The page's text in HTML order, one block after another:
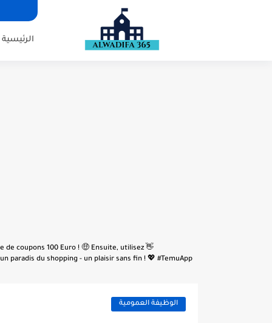
الرئيسية
de coupons 100 Euro ! 🤑 Ensuite, utilisez
paradis du shopping - un plaisir sans fin ! 💖 #TemuApp
الوظيفة العمومية